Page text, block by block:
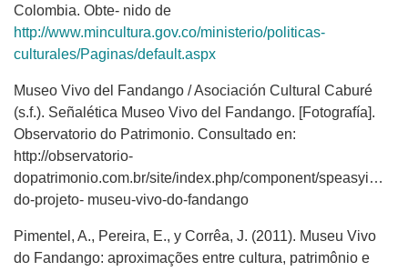
Colombia. Obte- nido de
http://www.mincultura.gov.co/ministerio/politicas-
culturales/Paginas/default.aspx
Museo Vivo del Fandango / Asociación Cultural Caburé
(s.f.). Señalética Museo Vivo del Fandango. [Fotografía].
Observatorio do Patrimonio. Consultado en:
http://observatorio-
dopatrimonio.com.br/site/index.php/component/
do-projeto- museu-vivo-do-fandango
Pimentel, A., Pereira, E., y Corrêa, J. (2011). Museu Vivo
do Fandango: aproximações entre cultura, patrimônio e